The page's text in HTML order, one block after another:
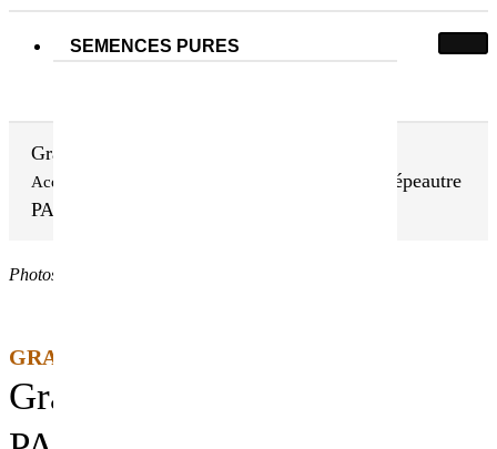
SEMENCES PURES
Grand épeautre PARAZELSUS
Accueil
Grand épeautre
PARAZELSUS
Photos non contractuelles
GRAND ÉPEAUTRE BIO
Grand épeautre